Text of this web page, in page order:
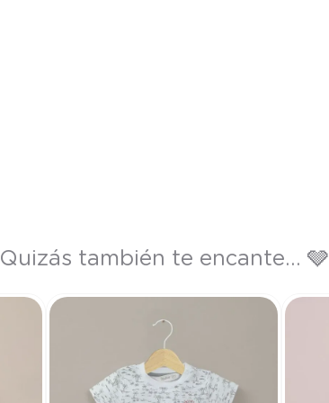
Quizás también te encante... 🩶